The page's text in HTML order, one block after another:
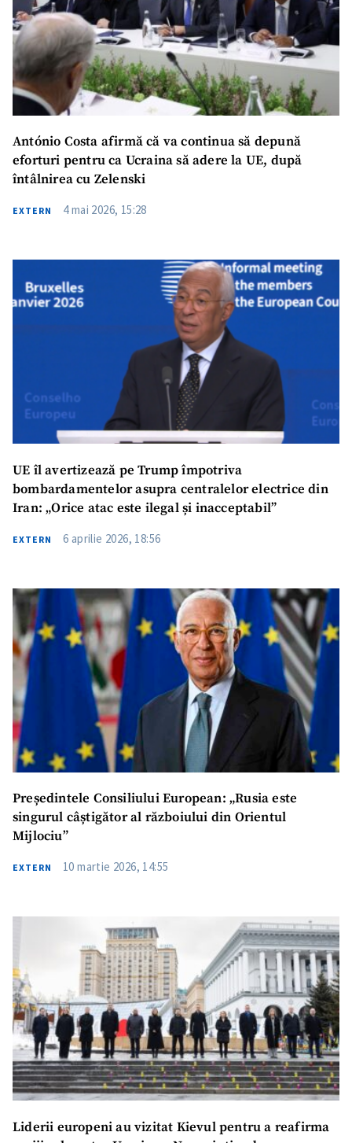
António Costa afirmă că va continua să depună
eforturi pentru ca Ucraina să adere la UE, după
întâlnirea cu Zelenski
EXTERN 4 mai 2026, 15:28
UE îl avertizează pe Trump împotriva
bombardamentelor asupra centralelor electrice din
Iran: „Orice atac este ilegal și inacceptabil”
EXTERN 6 aprilie 2026, 18:56
Președintele Consiliului European: „Rusia este
singurul câștigător al războiului din Orientul
Mijlociu”
EXTERN 10 martie 2026, 14:55
Liderii europeni au vizitat Kievul pentru a reafirma